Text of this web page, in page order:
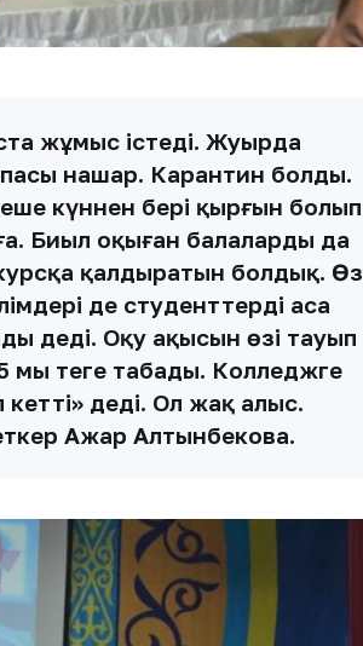
жұмыс істеді. Жуырда
нашар. Карантин болды.
күннен бері қырғын болып
Биыл оқыған балалардың да
қалдыратын болдық. Өз
де студенттерді аса
деді. Оқу ақысын өзі тауып
теңге табады. Колледжге
кетті» деді. Ол жақ алыс.
Ажар Алтынбекова.